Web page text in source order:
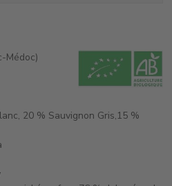
Médoc)
20 % Sauvignon Gris,15 %